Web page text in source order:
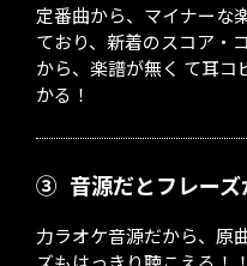
定番曲から、マイナーな
ており、新着のスコア・
から、楽譜が無く て耳コ
かる！
③ 音源だとフレー
力ラオケ音源だから、原